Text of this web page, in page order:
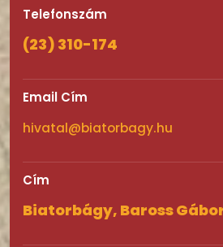
Telefonszám
(23) 310-174
Email Cím
hivatal@biatorbagy.hu
Cím
Biatorbágy, Baross